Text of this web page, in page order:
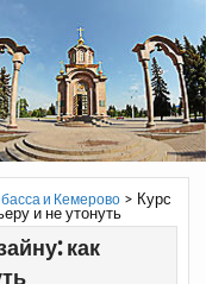
и Кемерово> Курс
и не утонуть
как